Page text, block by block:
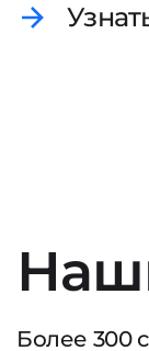
Более 300